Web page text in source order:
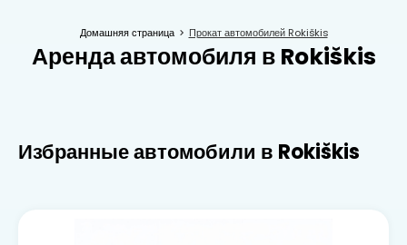
Домашняя страница Прокат автомобилей Rokiškis
Аренда автомобиля в Rokiškis
Избранные автомобили в Rokiškis